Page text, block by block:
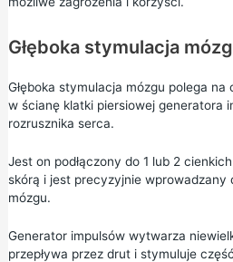
Głęboka stymulacja
Głęboka stymulacja mózgu polega
w ścianę klatki piersiowej generatora
rozrusznika serca.
Jest on podłączony do 1 lub 2
skórą i jest precyzyjnie wprowadzany
mózgu.
Generator impulsów wytwarza
przepływa przez drut i stymuluje